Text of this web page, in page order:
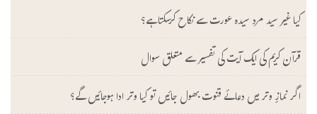
کیا غیر سید مرد سیدہ عورت سے نکاح کرسکتا ہے؟
قرآن کریم کی ایک آیت کی تفسیر سے متعلق سوال
اگر نمازِ وتر میں دعائے قنوت بھول جائیں تو کیا وتر ادا ہوجائیں گے؟